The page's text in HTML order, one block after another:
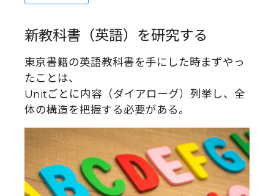
新教科書（英語）を研究する
東京書籍の英語教科書を手にした時まずやっ
たことは、
Unitごとに内容（ダイアローグ）列挙し、全
体の構造を把握する必要がある。